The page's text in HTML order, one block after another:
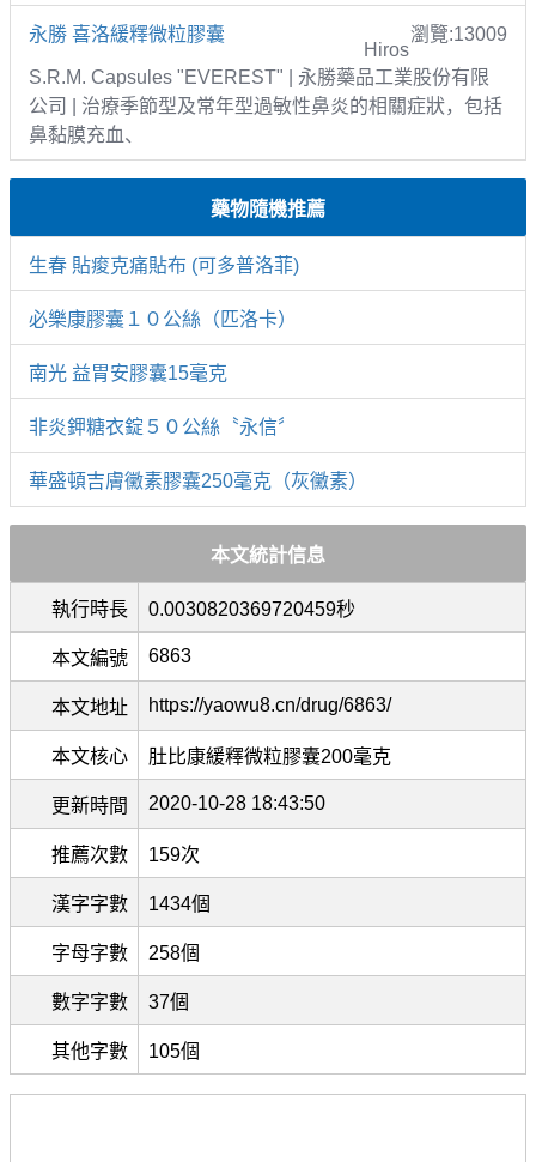
永勝 喜洛緩釋微粒膠囊 瀏覽:13009
Hiros
S.R.M. Capsules "EVEREST" | 永勝藥品工業股份有限
公司 | 治療季節型及常年型過敏性鼻炎的相關症狀，包括
鼻黏膜充血、
藥物隨機推薦
生春 貼痠克痛貼布 (可多普洛菲)
必樂康膠囊１０公絲（匹洛卡）
南光 益胃安膠囊15毫克
非炎鉀糖衣錠５０公絲〝永信〞
華盛頓吉膚黴素膠囊250毫克（灰黴素）
本文統計信息
執行時長 0.0030820369720459秒
本文編號 6863
本文地址 https://yaowu8.cn/drug/6863/
本文核心 肚比康緩釋微粒膠囊200毫克
更新時間 2020-10-28 18:43:50
推薦次數 159次
漢字字數 1434個
字母字數 258個
數字字數 37個
其他字數 105個